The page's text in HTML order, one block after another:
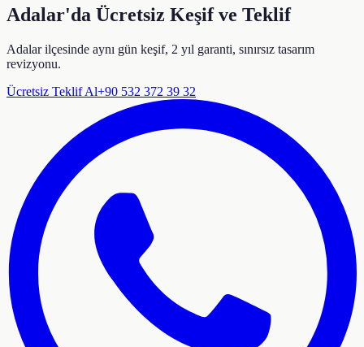
Adalar'da Ücretsiz Keşif ve Teklif
Adalar ilçesinde aynı gün keşif, 2 yıl garanti, sınırsız tasarım
revizyonu.
Ücretsiz Teklif Al+90 532 372 39 32